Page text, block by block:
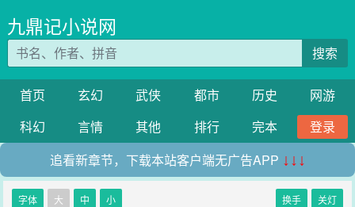
九鼎记小说网
搜索
首页 玄幻 武侠 都市 历史
网游
科幻
言情 其他 排行 完本
登录
追看新章节，下载本站客户端无广告APP ↓↓↓
字体 大 中 小 换手 关灯